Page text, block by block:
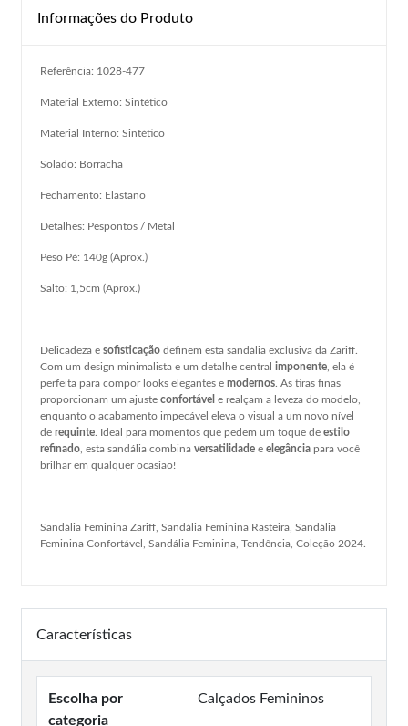
Informações do Produto
Referência: 1028-477
Material Externo: Sintético
Material Interno: Sintético
Solado: Borracha
Fechamento: Elastano
Detalhes: Pespontos / Metal
Peso Pé: 140g (Aprox.)
Salto: 1,5cm (Aprox.)
Delicadeza e sofisticação definem esta sandália exclusiva da Zariff.
Com um design minimalista e um detalhe central imponente , ela é
perfeita para compor looks elegantes e modernos . As tiras finas
proporcionam um ajuste confortável e realçam a leveza do modelo,
enquanto o acabamento impecável eleva o visual a um novo nível
de requinte . Ideal para momentos que pedem um toque de estilo
refinado , esta sandália combina versatilidade e elegância para você
brilhar em qualquer ocasião!
Sandália Feminina Zariff, Sandália Feminina Rasteira, Sandália
Feminina Confortável, Sandália Feminina, Tendência, Coleção 2024.
Características
Escolha por
categoria
Calçados Femininos